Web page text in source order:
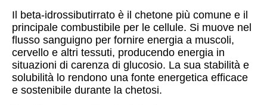
Il beta-idrossibutirrato è il chetone più comune e il
principale combustibile per le cellule. Si muove nel
flusso sanguigno per fornire energia a muscoli,
cervello e altri tessuti, producendo energia in
situazioni di carenza di glucosio. La sua stabilità e
solubilità lo rendono una fonte energetica efficace
e sostenibile durante la chetosi.